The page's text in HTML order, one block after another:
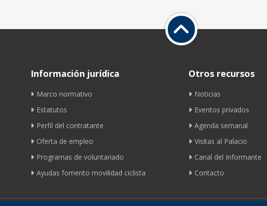
Información jurídica
Marco normativo
Estatutos
Perfil del contratante
Oferta de empleo
Programas de voluntariado
Ayudas fomento movilidad ciclista
Otros recursos
Noticias
Eventos privados
Agenda semanal
Visitas al Palacio
Canal del Informante
Contacto